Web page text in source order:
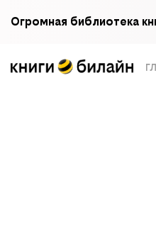
Огромная библиотека